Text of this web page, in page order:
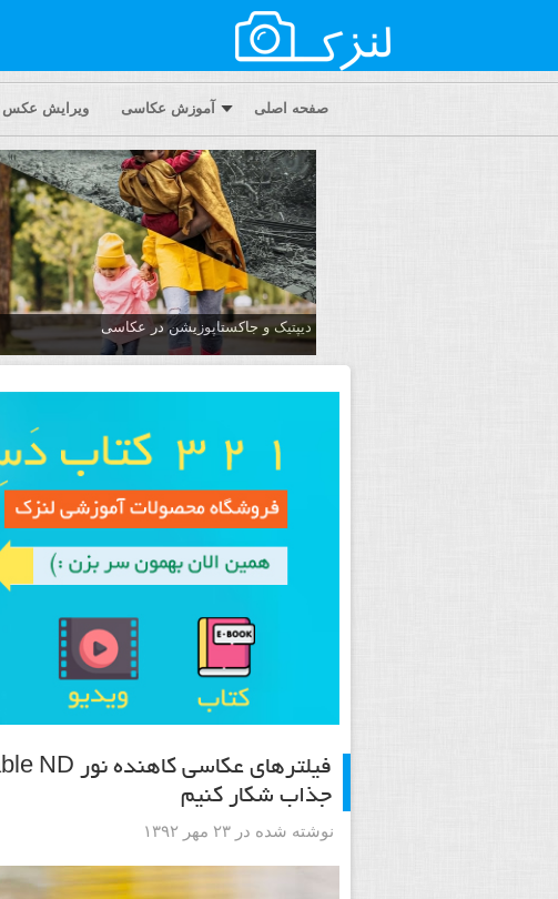
صفحه اصلی آموزش عکاسی ویرایش عکس
دیپتیک و جاکستا‌پوزیشن در عکاسی
جذاب شکار کنیم
نوشته شده در ۲۳ مهر ۱۳۹۲